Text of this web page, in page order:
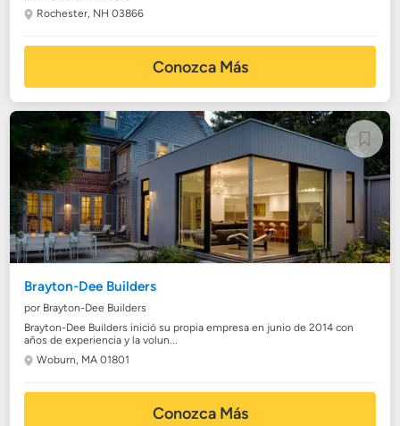
Rochester, NH 03866
Conozca Más
Brayton-Dee Builders
por Brayton-Dee Builders
Brayton-Dee Builders inició su propia empresa en junio de 2014 con
años de experiencia y la volun...
Woburn, MA 01801
Conozca Más